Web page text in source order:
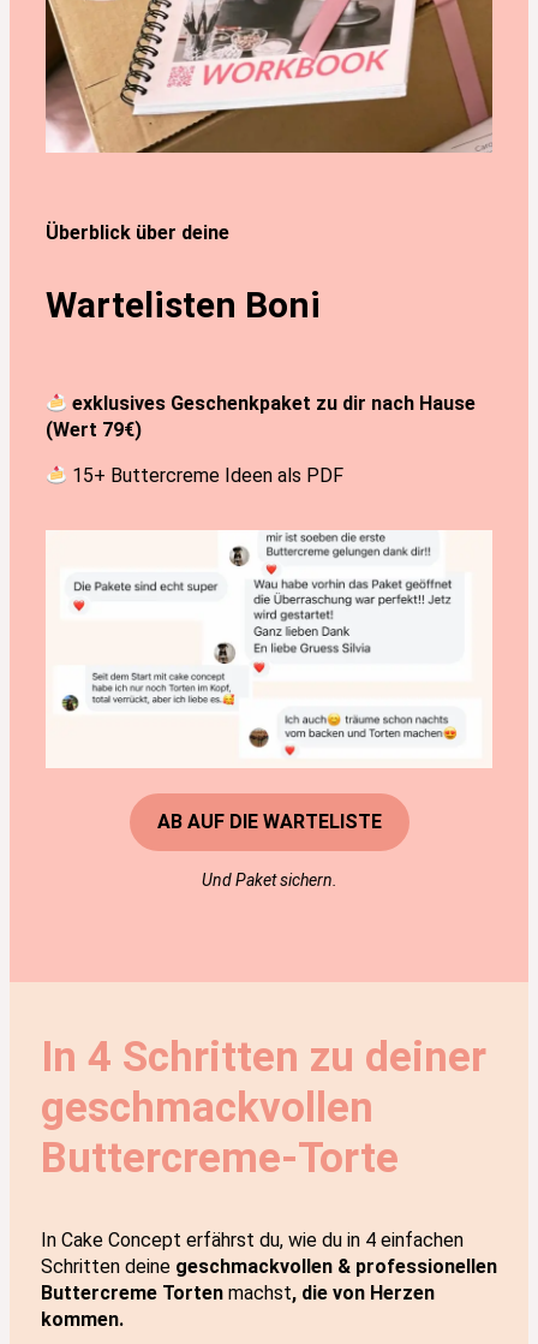
Überblick über deine
Wartelisten Boni
exklusives Geschenkpaket zu dir nach Hause
(Wert 79€)
15+ Buttercreme Ideen als PDF
AB AUF DIE WARTELISTE
Und Paket sichern.
In 4 Schritten zu deiner
geschmackvollen
Buttercreme-Torte
In Cake Concept erfährst du, wie du in 4 einfachen
Schritten deine geschmackvollen & professionellen
Buttercreme Torten machst, die von Herzen
kommen.